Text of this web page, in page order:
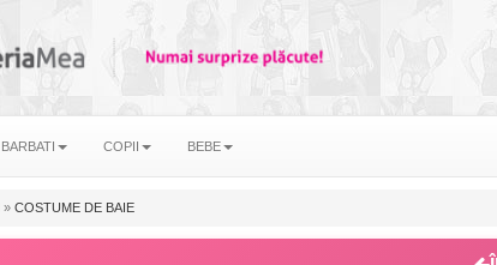
BARBATI COPII BEBE
» COSTUME DE BAIE